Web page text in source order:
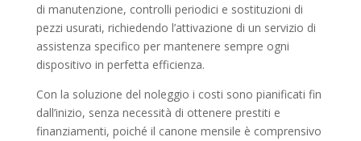
di manutenzione, controlli periodici e sostituzioni di
pezzi usurati, richiedendo l’attivazione di un servizio di
assistenza specifico per mantenere sempre ogni
dispositivo in perfetta efficienza.
Con la soluzione del noleggio i costi sono pianificati fin
dall’inizio, senza necessità di ottenere prestiti e
finanziamenti, poiché il canone mensile è comprensivo